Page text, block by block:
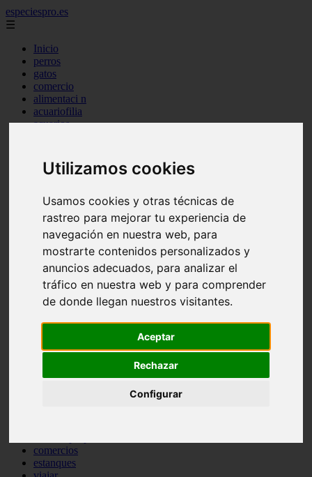
Utilizamos cookies
Usamos cookies y otras técnicas de
rastreo para mejorar tu experiencia de
navegación en nuestra web, para
mostrarte contenidos personalizados y
anuncios adecuados, para analizar el
tráfico en nuestra web y para comprender
de donde llegan nuestros visitantes.
Aceptar
Rechazar
Configurar
especiespro.es
☰
Inicio
perros
gatos
comercio
alimentaci n
acuariofilia
acuarios
ventas
mantenimiento
marketing
bienestar
peque os mam feros
verano
legislaci n
peluquer a
accesorios
peluquer a canina
complementos
comportamiento
reptiles
adopci n
comercios
estanques